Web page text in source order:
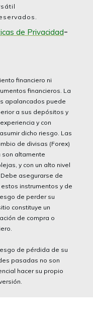
de Privacidad-
financiero ni
financieros. La
apalancados puede
a sus depósitos y
y con
dicho riesgo. Las
de divisas (Forex)
son altamente
y con un alto nivel
asegurarse de
instrumentos y de
de perder su
constituye un
de compra o
de pérdida de su
pasadas no son
hacer su propio